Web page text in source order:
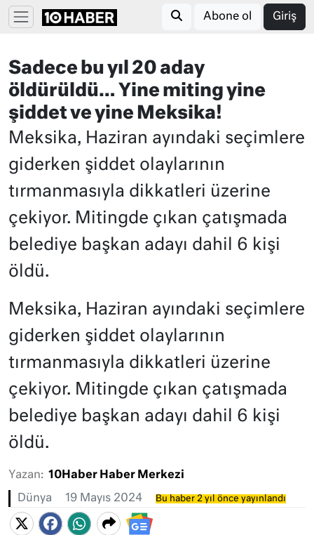
Abone ol Giriş
Sadece bu yıl 20 aday
öldürüldü… Yine miting yine
şiddet ve yine Meksika!
Meksika, Haziran ayındaki seçimlere
giderken şiddet olaylarının
tırmanmasıyla dikkatleri üzerine
çekiyor. Mitingde çıkan çatışmada
belediye başkan adayı dahil 6 kişi
öldü.
Meksika, Haziran ayındaki seçimlere
giderken şiddet olaylarının
tırmanmasıyla dikkatleri üzerine
çekiyor. Mitingde çıkan çatışmada
belediye başkan adayı dahil 6 kişi
öldü.
Yazan: 10Haber Haber Merkezi
Dünya 19 Mayıs 2024 Bu haber 2 yıl önce yayınlandı